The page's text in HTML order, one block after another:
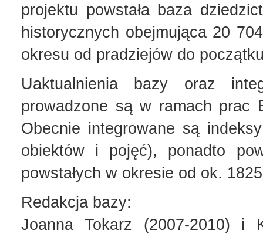
projektu powstała baza
historycznych obejmująca 20
okresu od pradziejów do
Uaktualnienia bazy oraz
prowadzone są w ramach prac
Obecnie integrowane są
obiektów i pojęć), ponadto
powstałych w okresie od ok.
Redakcja bazy:
Joanna Tokarz (2007-2010) i